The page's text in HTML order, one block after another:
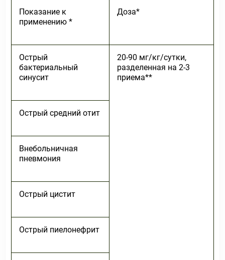
Показание к
применению *
Доза*
Острый
бактериальный
синусит
20-90 мг/кг/сутки,
разделенная на 2-3
приема**
Острый средний отит
Внебольничная
пневмония
Острый цистит
Острый пиелонефрит